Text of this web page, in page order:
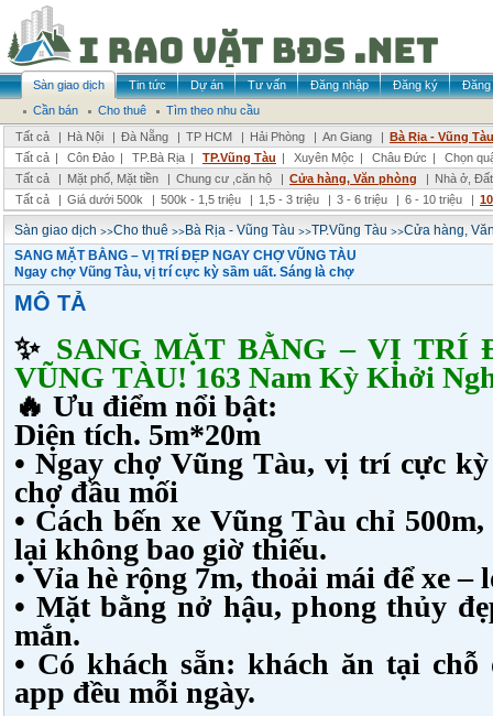
Sàn giao dịch Tin tức Dự án Tư vấn Đăng nhập Đăng ký
Đăng
Cần bán
Cho thuê
Tìm theo nhu cầu
Tất cả
| Hà Nội | Đà Nẵng | TP HCM | Hải Phòng | An Giang | Bà Rịa - Vũng Tàu
Tất cả | Côn Đảo | TP.Bà Rịa | TP.Vũng Tàu | Xuyên Mộc | Châu Đức |
Chọn
Tất cả
| Mặt phố, Mặt tiền | Chung cư ,căn hộ | Cửa hàng, Văn phòng | Nhà ở,
Tất cả
| Giá dưới 500k | 500k - 1,5 triệu | 1,5 - 3 triệu | 3 - 6 triệu | 6 - 10 triệu |
Sàn giao dịch >>Cho thuê >>Bà Rịa - Vũng Tàu >>TP.Vũng Tàu >>Cửa hàng,
SANG MẶT BẰNG – VỊ TRÍ ĐẸP NGAY CHỢ VŨNG TÀU
Ngay chợ Vũng Tàu, vị trí cực kỳ sầm uất. Sáng là chợ
MÔ TẢ
✨ SANG MẶT BẰNG – VỊ TRÍ
VŨNG TÀU! 163 Nam Kỳ Khởi
🔥 Ưu điểm nổi bật:
Diện tích. 5m*20m
• Ngay chợ Vũng Tàu, vị trí cực
chợ đầu mối
• Cách bến xe Vũng Tàu chỉ
lại không bao giờ thiếu.
• Vỉa hè rộng 7m, thoải mái để xe –
• Mặt bằng nở hậu, phong thủy
mắn.
• Có khách sẵn: khách ăn tại
app đều mỗi ngày.